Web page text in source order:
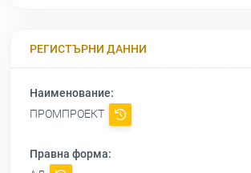
РЕГИСТЪРНИ ДАННИ
Наименование:
ПРОМПРОЕКТ
Правна форма: